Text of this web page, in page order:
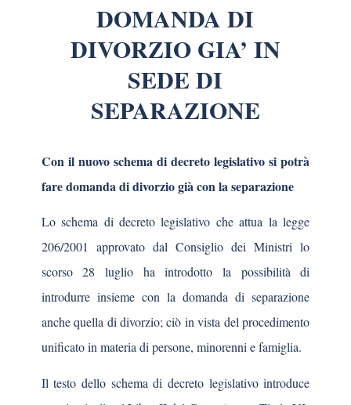
DOMANDA DI
DIVORZIO GIA’ IN
SEDE DI
SEPARAZIONE
Con il nuovo schema di decreto legislativo si potrà
fare domanda di divorzio già con la separazione
Lo schema di decreto legislativo che attua la legge
206/2001 approvato dal Consiglio dei Ministri lo
scorso 28 luglio ha introdotto la possibilità di
introdurre insieme con la domanda di separazione
anche quella di divorzio; ciò in vista del procedimento
unificato in materia di persone, minorenni e famiglia.
Il testo dello schema di decreto legislativo introduce